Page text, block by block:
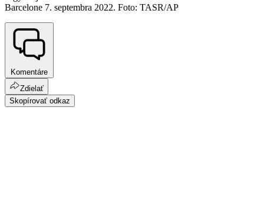
Barcelone 7. septembra 2022. Foto: TASR/AP
Komentáre
Zdielať
Skopírovať odkaz